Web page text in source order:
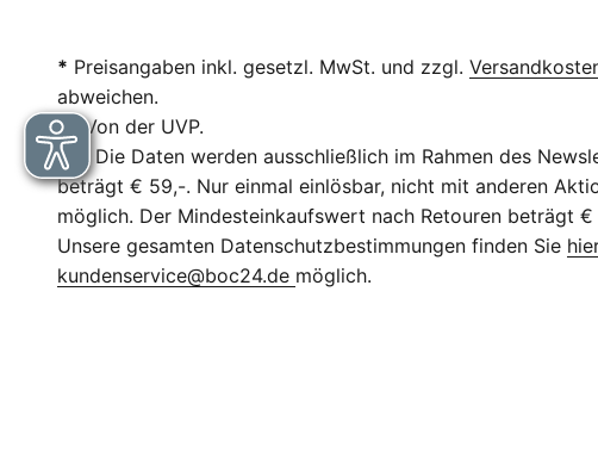
* Preisangaben inkl. gesetzl. MwSt. und zzgl.
abweichen.
**
Von der UVP.
***Die Daten werden ausschließlich im Rahmen des
beträgt € 59,-. Nur einmal einlösbar, nicht mit anderen
möglich. Der Mindesteinkaufswert nach Retouren beträgt
Unsere gesamten Datenschutzbestimmungen finden Sie hier
kundenservice@boc24.de möglich.